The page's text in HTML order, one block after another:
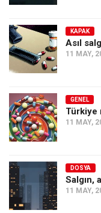
Düşünce
Dosyalar
KAPAK
Asıl
11 MAY,
GENEL
Türkiye
11 MAY,
DOSYA
Salgın,
11 MAY,